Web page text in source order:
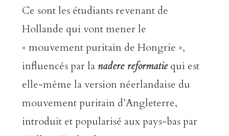
Ce sont les étudiants revenant de
Hollande qui vont mener le
« mouvement puritain de Hongrie »,
influencés par la nadere reformatiequi est
elle-même la version néerlandaise du
mouvement puritain d’Angleterre,
introduit et popularisé aux pays-bas par